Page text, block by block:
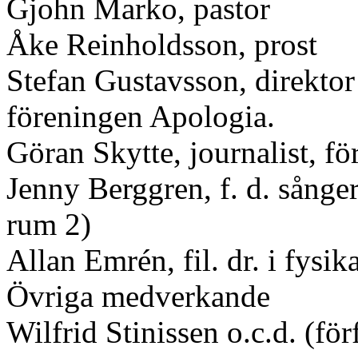
Gjohn Marko, pastor
Åke Reinholdsson, prost
Stefan Gustavsson,
föreningen Apologia.
Göran Skytte, journalist,
Jenny Berggren, f. d.
rum 2)
Allan Emrén, fil. dr. i
Övriga medverkande
Wilfrid Stinissen o.c.d.